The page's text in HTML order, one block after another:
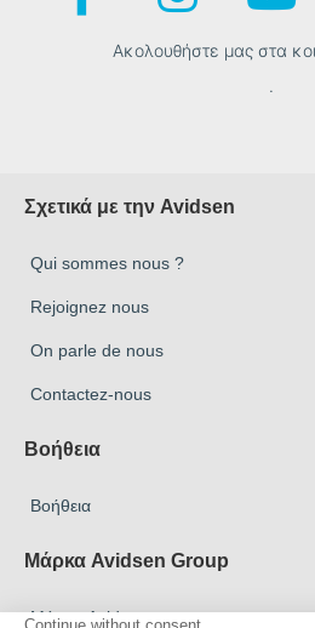
Ακολουθήστε μας στα
.
Σχετικά με την Avidsen
Qui sommes nous ?
Rejoignez nous
On parle de nous
Contactez-nous
Βοήθεια
Βοήθεια
Μάρκα Avidsen Group
Μάρκα Avidsen